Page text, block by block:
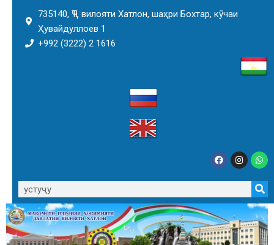
735140, ҶТ, вилояти Хатлон, шаҳри Бохтар, кӯчаи
Ҳувайдуллоев 1
+992 (3222) 2 1616